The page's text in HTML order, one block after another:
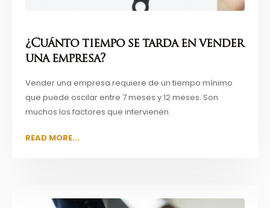
¿Cuánto tiempo se tarda en vender
una empresa?
Vender una empresa requiere de un tiempo mínimo
que puede oscilar entre 7 meses y 12 meses. Son
muchos los factores que intervienen.
READ MORE...